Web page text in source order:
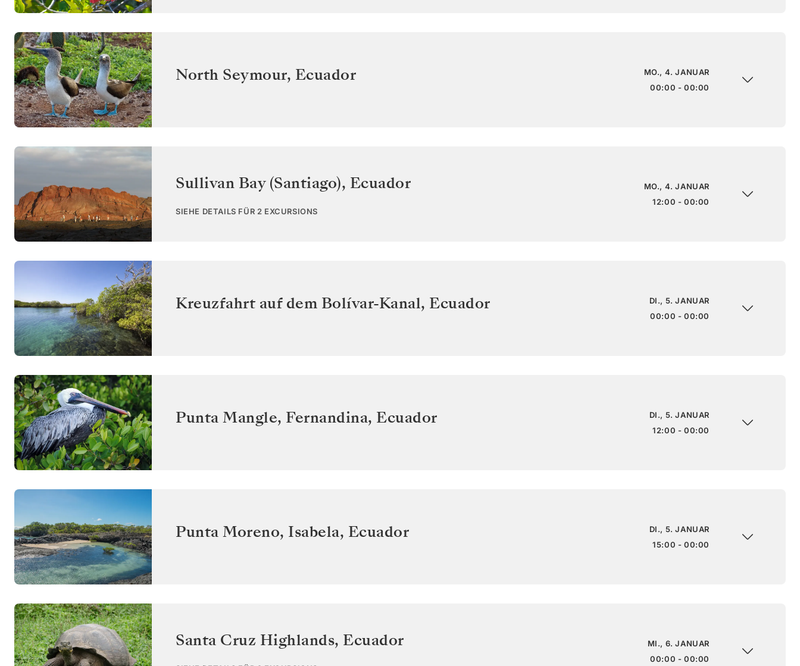
North Seymour, Ecuador
MO., 4. JANUAR
00:00 - 00:00
Sullivan Bay (Santiago), Ecuador
SIEHE DETAILS FÜR 2 EXCURSIONS
MO., 4. JANUAR
12:00 - 00:00
Kreuzfahrt auf dem Bolívar-Kanal, Ecuador
DI., 5. JANUAR
00:00 - 00:00
Punta Mangle, Fernandina, Ecuador
DI., 5. JANUAR
12:00 - 00:00
Punta Moreno, Isabela, Ecuador
DI., 5. JANUAR
15:00 - 00:00
Santa Cruz Highlands, Ecuador
MI., 6. JANUAR
00:00 - 00:00